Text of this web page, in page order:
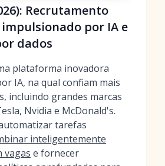
Recrutamento
por IA e
dados
plataforma inovadora
IA, na qual confiam mais
incluindo grandes marcas
Nvidia e McDonald's.
tarefas
inteligentemente
vagas e fornecer